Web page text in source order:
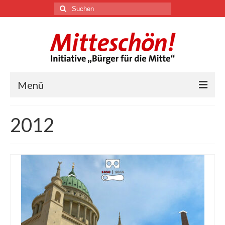
Suchen
nach:
Menü
Über uns
Themen
Youtube
Links
2012